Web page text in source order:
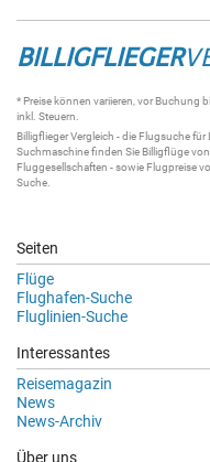
BILLIGFLIEGER
* Preise können variieren, vor Buchung
inkl. Steuern.
BilligfliegerVergleich - die Flugsuchefür
Suchmaschinefinden Sie Billigflüge
Fluggesellschaften - sowie Flugpreise
Suche
Seiten
Flüge
Flughafen-Suche
Fluglinien-Suche
Interessantes
Reisemagazin
News
News-Archiv
Über uns